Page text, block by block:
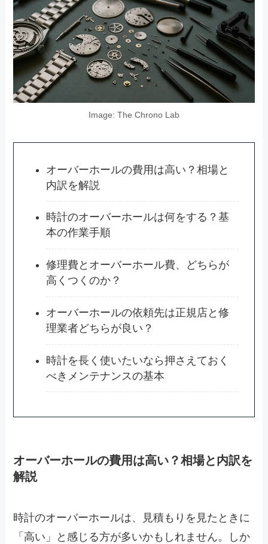
Image: The Chrono Lab
オーバーホールの費用は高い？相場と
内訳を解説
時計のオーバーホールは何をする？基
本の作業手順
修理費とオーバーホール費、どちらが
高くつくのか？
オーバーホールの依頼先は正規店と修
理業者どちらが良い？
時計を長く使いたいなら押さえておく
べきメンテナンスの基本
オーバーホールの費用は高い？相場と内訳を
解説
時計のオーバーホールは、見積もりを見たときに
「高い」と感じる方が多いかもしれません。しか